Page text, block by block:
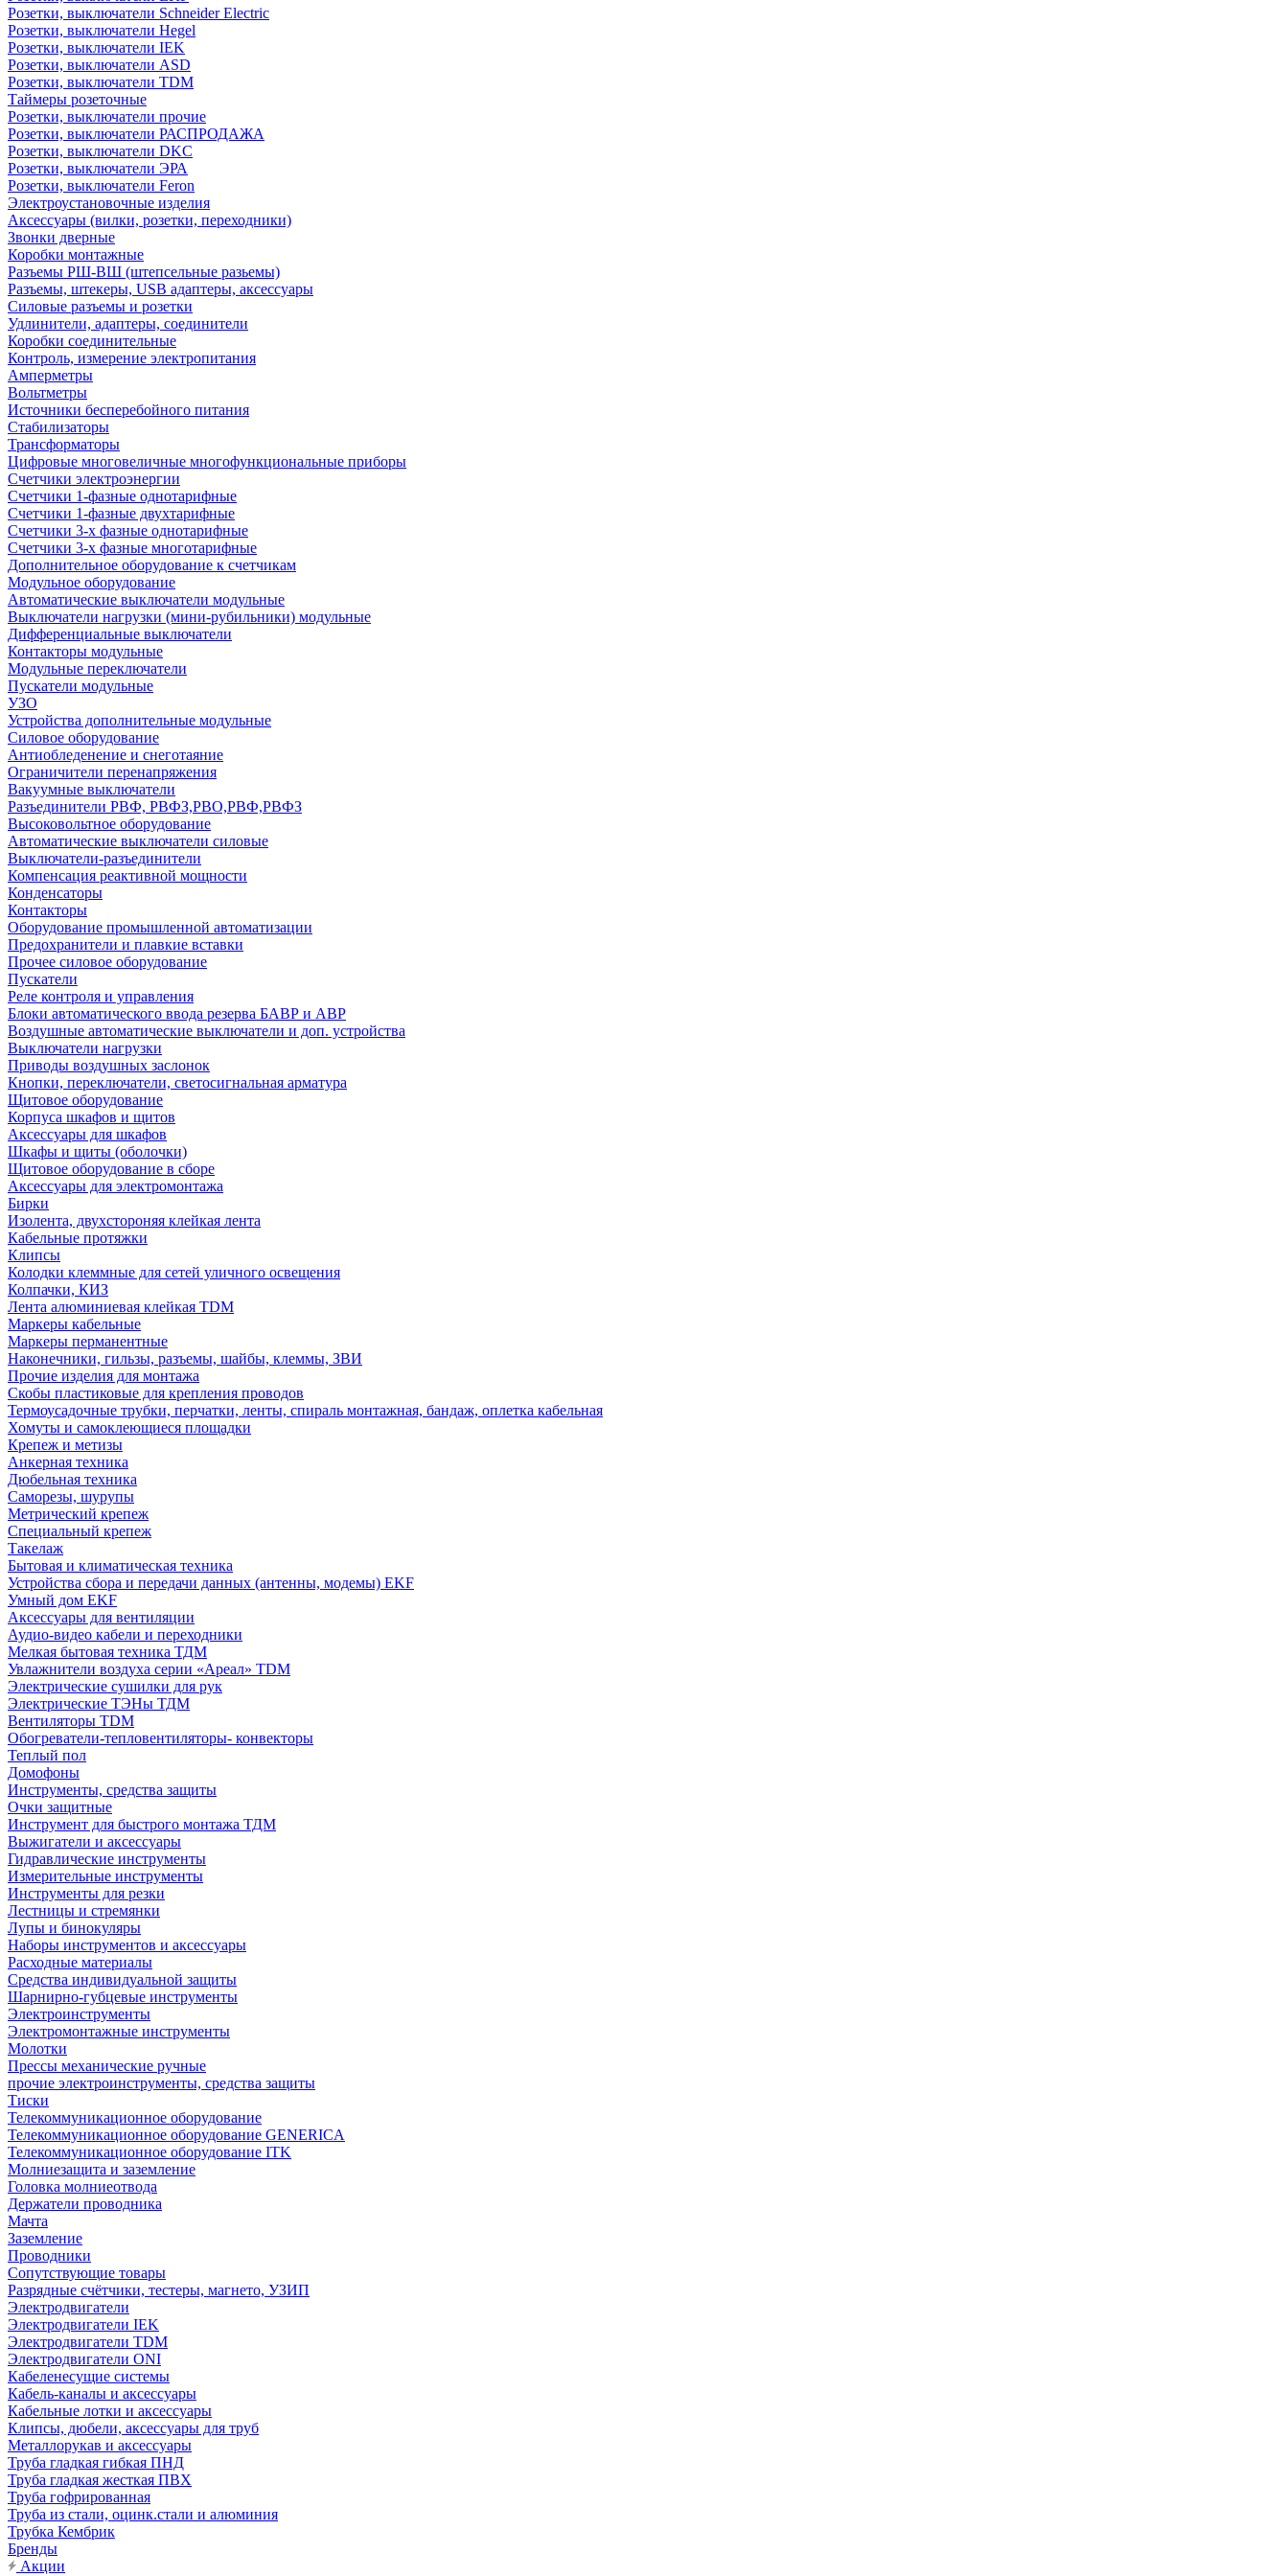
Розетки, выключатели Schneider Electric
Розетки, выключатели Hegel
Розетки, выключатели IEK
Розетки, выключатели ASD
Розетки, выключатели TDM
Таймеры розеточные
Розетки, выключатели прочие
Розетки, выключатели РАСПРОДАЖА
Розетки, выключатели DKC
Розетки, выключатели ЭРА
Розетки, выключатели Feron
Электроустановочные изделия
Аксессуары (вилки, розетки, переходники)
Звонки дверные
Коробки монтажные
Разъемы РШ-ВШ (штепсельные разьемы)
Разъемы, штекеры, USB адаптеры, аксессуары
Силовые разъемы и розетки
Удлинители, адаптеры, соединители
Коробки соединительные
Контроль, измерение электропитания
Амперметры
Вольтметры
Источники бесперебойного питания
Стабилизаторы
Трансформаторы
Цифровые многовеличные многофункциональные приборы
Счетчики электроэнергии
Счетчики 1-фазные однотарифные
Счетчики 1-фазные двухтарифные
Счетчики 3-х фазные однотарифные
Счетчики 3-х фазные многотарифные
Дополнительное оборудование к счетчикам
Модульное оборудование
Автоматические выключатели модульные
Выключатели нагрузки (мини-рубильники) модульные
Дифференциальные выключатели
Контакторы модульные
Модульные переключатели
Пускатели модульные
УЗО
Устройства дополнительные модульные
Силовое оборудование
Антиобледенение и снеготаяние
Ограничители перенапряжения
Вакуумные выключатели
Разъединители РВФ, РВФЗ,РВО,РВФ,РВФЗ
Высоковольтное оборудование
Автоматические выключатели cиловые
Выключатели-разъединители
Компенсация реактивной мощности
Конденсаторы
Контакторы
Оборудование промышленной автоматизации
Предохранители и плавкие вставки
Прочее силовое оборудование
Пускатели
Реле контроля и управления
Блоки автоматического ввода резерва БАВР и АВР
Воздушные автоматические выключатели и доп. устройства
Выключатели нагрузки
Приводы воздушных заслонок
Кнопки, переключатели, светосигнальная арматура
Щитовое оборудование
Корпуса шкафов и щитов
Аксессуары для шкафов
Шкафы и щиты (оболочки)
Щитовое оборудование в сборе
Аксессуары для электромонтажа
Бирки
Изолента, двухстороняя клейкая лента
Кабельные протяжки
Клипсы
Колодки клеммные для сетей уличного освещения
Колпачки, КИЗ
Лента алюминиевая клейкая TDM
Маркеры кабельные
Маркеры перманентные
Наконечники, гильзы, разъемы, шайбы, клеммы, ЗВИ
Прочие изделия для монтажа
Скобы пластиковые для крепления проводов
Термоусадочные трубки, перчатки, ленты, спираль монтажная, бандаж, оплетка кабельная
Хомуты и самоклеющиеся площадки
Крепеж и метизы
Анкерная техника
Дюбельная техника
Саморезы, шурупы
Метрический крепеж
Специальный крепеж
Такелаж
Бытовая и климатическая техника
Устройства сбора и передачи данных (антенны, модемы) EKF
Умный дом EKF
Аксессуары для вентиляции
Аудио-видео кабели и переходники
Мелкая бытовая техника ТДМ
Увлажнители воздуха серии «Ареал» TDM
Электрические сушилки для рук
Электрические ТЭНы ТДМ
Вентиляторы TDM
Обогреватели-тепловентиляторы- конвекторы
Теплый пол
Домофоны
Инструменты, средства защиты
Очки защитные
Инструмент для быстрого монтажа ТДМ
Выжигатели и аксессуары
Гидравлические инструменты
Измерительные инструменты
Инструменты для резки
Лестницы и стремянки
Лупы и бинокуляры
Наборы инструментов и аксессуары
Расходные материалы
Средства индивидуальной защиты
Шарнирно-губцевые инструменты
Электроинструменты
Электромонтажные инструменты
Молотки
Прессы механические ручные
прочие электроинструменты, средства защиты
Тиски
Телекоммуникационное оборудование
Телекоммуникационное оборудование GENERICA
Телекоммуникационное оборудование ITK
Молниезащита и заземление
Головка молниеотвода
Держатели проводника
Мачта
Заземление
Проводники
Сопутствующие товары
Разрядные счётчики, тестеры, магнето, УЗИП
Электродвигатели
Электродвигатели IEK
Электродвигатели TDM
Электродвигатели ONI
Кабеленесущие системы
Кабель-каналы и аксессуары
Кабельные лотки и аксессуары
Клипсы, дюбели, аксессуары для труб
Металлорукав и аксессуары
Труба гладкая гибкая ПНД
Труба гладкая жесткая ПВХ
Труба гофрированная
Труба из стали, оцинк.стали и алюминия
Трубка Кембрик
Бренды
Акции